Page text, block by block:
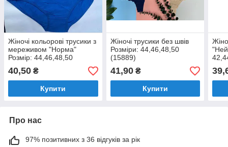
Жіночі кольорові трусики з
мереживом "Норма"
Розмір: 44,46,48,50
(12303)
40,50 ₴
Купити
Жіночі трусики без швів
Розміри: 44,46,48,50
(15889)
41,90₴
Купити
Про нас
97% позитивних з 36 відгуків за рік